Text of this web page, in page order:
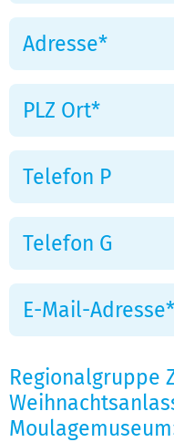
Stellen-/
Regionalgruppe